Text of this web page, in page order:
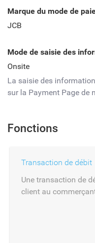
Marque du mode de
JCB
Mode de saisie des
Onsite
La saisie des
sur la Payment Page de
Fonctions
Transaction de débit
Une transaction de
client au